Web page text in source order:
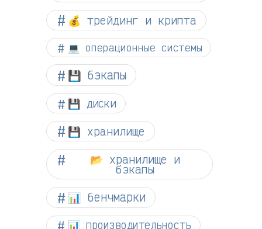
💰 трейдинг и крипта
💻 операционные системы
💾 бэкапы
💾 диски
💾 хранилище
📂 хранилище и
бэкапы
📊 бенчмарки
📊 производительность